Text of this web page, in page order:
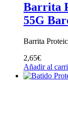
Barrita
55G
Barrita
2,65€
Añadir al